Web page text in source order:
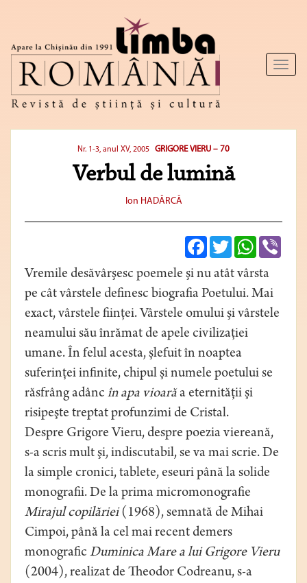
Toggle
Nr. 1-3, anul XV, 2005 GRIGORE VIERU – 70
Verbul de lumină
Ion HADÂRCĂ
FacebookTwitterWhatsApp
Vremile desăvârşesc poemele şi nu atât vârsta
pe cât vârstele definesc biografia Poetului. Mai
exact, vârstele fiinţei. Vârstele omului şi vârstele
neamului său înrămat de apele civilizaţiei
umane. În felul acesta, şlefuit în noaptea
suferinţei infinite, chipul şi numele poetului se
răsfrâng adânc în apa vioarăa eternităţii şi
risipeşte treptat profunzimi de Cristal.
Despre Grigore Vieru, despre poezia viereană,
s-a scris mult şi, indiscutabil, se va mai scrie. De
la simple cronici, tablete, eseuri până la solide
monografii. De la prima micromonografie
Mirajul copilăriei(1968), semnată de Mihai
Cimpoi, până la cel mai recent demers
monografic Duminica Mare a lui Grigore Vieru
(2004), realizat de Theodor Codreanu, s-a